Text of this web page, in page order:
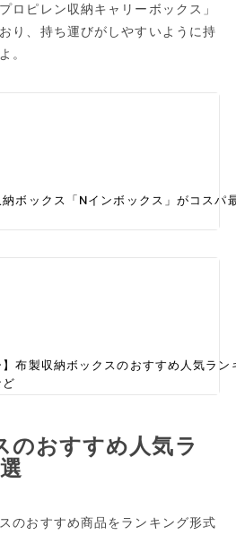
ロピレン収納キャリーボックス」
り、持ち運びがしやすいように持
。
ボックス「Nインボックス」がコスパ
】布製収納ボックスのおすすめ人気
のおすすめ人気ラ
のおすすめ商品をランキング形式